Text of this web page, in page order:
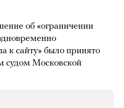
об «ограничении
к сайту» было принято
судом Московской